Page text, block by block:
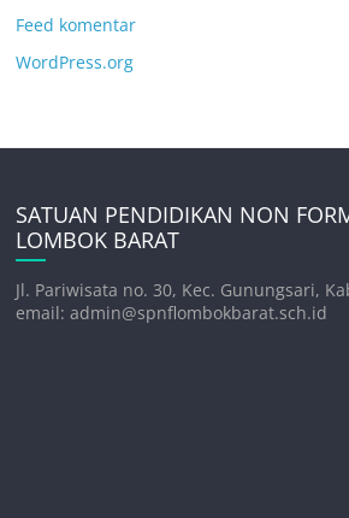
Feed komentar
WordPress.org
SATUAN PENDIDIKAN NON
LOMBOK BARAT
Jl. Pariwisata no. 30, Kec. Gunungsari,
email: admin@spnflombokbarat.sch.id